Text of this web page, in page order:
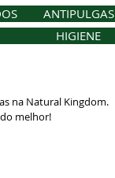
ANTIPULGAS
HIGIENE
na Natural Kingdom.
melhor!